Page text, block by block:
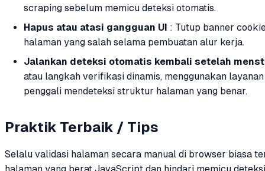
scraping sebelum memicu deteksi otomatis.
Hapus atau atasi gangguan UI : Tutup banner
halaman yang salah selama pembuatan alur kerja.
Jalankan deteksi otomatis kembali setelah
atau langkah verifikasi dinamis, menggunakan
penggali mendeteksi struktur halaman yang benar.
Praktik Terbaik / Tips
Selalu validasi halaman secara manual di browser biasa